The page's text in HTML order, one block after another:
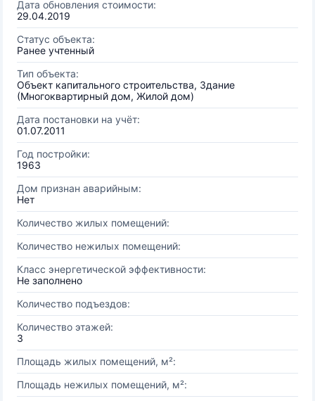
Дата обновления стоимости:
29.04.2019
Статус объекта:
Ранее учтенный
Тип объекта:
Объект капитального строительства, Здание
(Многоквартирный дом, Жилой дом)
Дата постановки на учёт:
01.07.2011
Год постройки:
1963
Дом признан аварийным:
Нет
Количество жилых помещений:
Количество нежилых помещений:
Класс энергетической эффективности:
Не заполнено
Количество подъездов:
Количество этажей:
3
Площадь жилых помещений, м²:
Площадь нежилых помещений, м²: